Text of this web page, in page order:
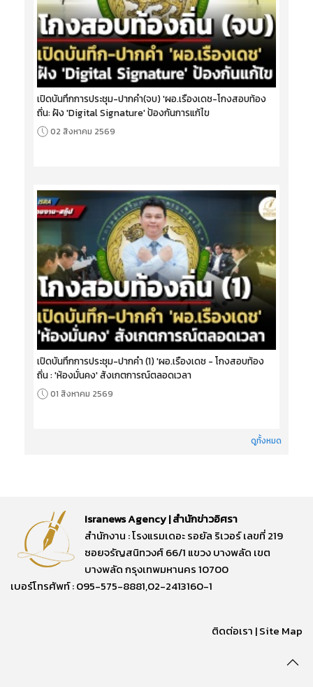
เปิดบันทึกการประชุม-ปากคำ(จบ) 'ผอ.เรืองเดช-โกงสอบท้อง
ถิ่น: ฝัง 'Digital Signature' ป้องกันการแก้ไข
02 สิงหาคม 2569
เปิดบันทึกการประชุม-ปากคำ (1) 'ผอ.เรืองเดช - โกงสอบท้อง
ถิ่น : 'ห้องมั่นคง' สังเกตการณ์ตลอดเวลา
01 สิงหาคม 2569
ดูทั้งหมด
Isranews Agency | สำนักข่าวอิศรา
สำนักงาน : โรงแรมเดอะ รอยัล ริเวอร์ เลขที่ 219
ซอยจรัญสนิทวงศ์ 66/1 แขวง บางพลัด เขต
บางพลัด กรุงเทพมหานคร 10700
เบอร์โทรศัพท์ : 095-575-8881,02-2413160-1
ติดต่อเรา |Site Map